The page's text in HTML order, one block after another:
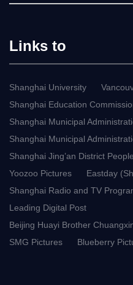
Links to
Shanghai University
Shanghai Education
Shanghai Municipal
Shanghai Municipal
Shanghai Jing’an District
Yoozoo Pictures
Eastday
Shanghai Radio and TV
Leading Digital Post
Beijing Huayi Brother
SMG Pictures
Blueberry